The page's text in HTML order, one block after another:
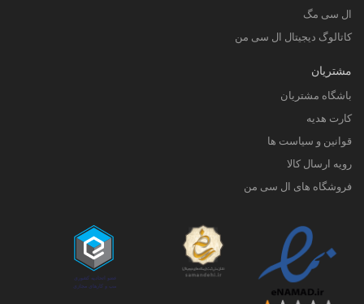
ال سی مگ
کاتالوگ دیجیتال ال سی من
مشتریان
باشگاه مشتریان
کارت هدیه
قوانین و سیاست ها
رویه ارسال کالا
فروشگاه های ال سی من